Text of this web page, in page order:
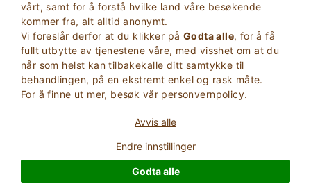
vårt, samt for å forstå hvilke land våre besøkende
kommer fra, alt alltid anonymt.
Vi foreslår derfor at du klikker på Godta alle, for å få
fullt utbytte av tjenestene våre, med visshet om at du
når som helst kan tilbakekalle ditt samtykke til
behandlingen, på en ekstremt enkel og rask måte.
For å finne ut mer, besøk vår personvernpolicy.
Avvis alle
Endre innstillinger
Godta alle
2Voksne
0 Barn SØK